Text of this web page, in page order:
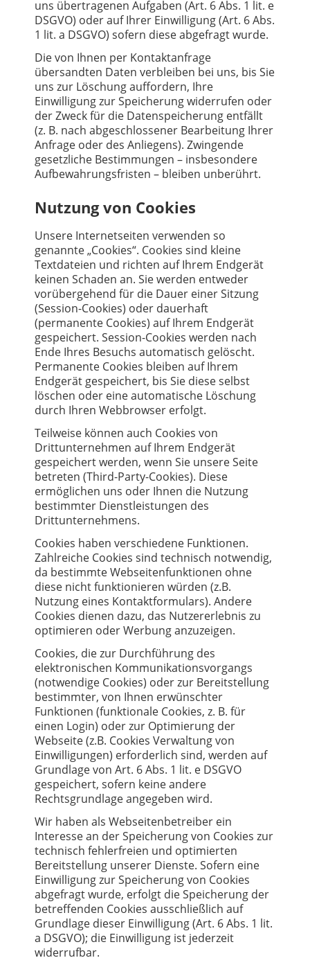
uns übertragenen Aufgaben (Art. 6 Abs. 1 lit. e
DSGVO) oder auf Ihrer Einwilligung (Art. 6 Abs.
1 lit. a DSGVO) sofern diese abgefragt wurde.
Die von Ihnen per Kontaktanfrage
übersandten Daten verbleiben bei uns, bis Sie
uns zur Löschung auffordern, Ihre
Einwilligung zur Speicherung widerrufen oder
der Zweck für die Datenspeicherung entfällt
(z. B. nach abgeschlossener Bearbeitung Ihrer
Anfrage oder des Anliegens). Zwingende
gesetzliche Bestimmungen – insbesondere
Aufbewahrungsfristen – bleiben unberührt.
Nutzung von Cookies
Unsere Internetseiten verwenden so
genannte „Cookies“. Cookies sind kleine
Textdateien und richten auf Ihrem Endgerät
keinen Schaden an. Sie werden entweder
vorübergehend für die Dauer einer Sitzung
(Session-Cookies) oder dauerhaft
(permanente Cookies) auf Ihrem Endgerät
gespeichert. Session-Cookies werden nach
Ende Ihres Besuchs automatisch gelöscht.
Permanente Cookies bleiben auf Ihrem
Endgerät gespeichert, bis Sie diese selbst
löschen oder eine automatische Löschung
durch Ihren Webbrowser erfolgt.
Teilweise können auch Cookies von
Drittunternehmen auf Ihrem Endgerät
gespeichert werden, wenn Sie unsere Seite
betreten (Third-Party-Cookies). Diese
ermöglichen uns oder Ihnen die Nutzung
bestimmter Dienstleistungen des
Drittunternehmens.
Cookies haben verschiedene Funktionen.
Zahlreiche Cookies sind technisch notwendig,
da bestimmte Webseitenfunktionen ohne
diese nicht funktionieren würden (z.B.
Nutzung eines Kontaktformulars). Andere
Cookies dienen dazu, das Nutzererlebnis zu
optimieren oder Werbung anzuzeigen.
Cookies, die zur Durchführung des
elektronischen Kommunikationsvorgangs
(notwendige Cookies) oder zur Bereitstellung
bestimmter, von Ihnen erwünschter
Funktionen (funktionale Cookies, z. B. für
einen Login) oder zur Optimierung der
Webseite (z.B. Cookies Verwaltung von
Einwilligungen) erforderlich sind, werden auf
Grundlage von Art. 6 Abs. 1 lit. e DSGVO
gespeichert, sofern keine andere
Rechtsgrundlage angegeben wird.
Wir haben als Webseitenbetreiber ein
Interesse an der Speicherung von Cookies zur
technisch fehlerfreien und optimierten
Bereitstellung unserer Dienste. Sofern eine
Einwilligung zur Speicherung von Cookies
abgefragt wurde, erfolgt die Speicherung der
betreffenden Cookies ausschließlich auf
Grundlage dieser Einwilligung (Art. 6 Abs. 1 lit.
a DSGVO); die Einwilligung ist jederzeit
widerrufbar.